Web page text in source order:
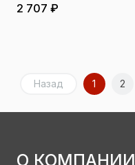
2 707 ₽
Назад 1 2
О КОМПАНИИ